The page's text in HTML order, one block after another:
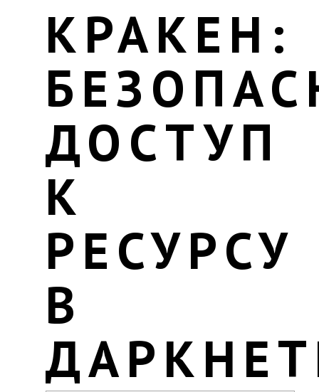
КРАКЕН:
ДОСТУП
К
РЕСУРСУ
В